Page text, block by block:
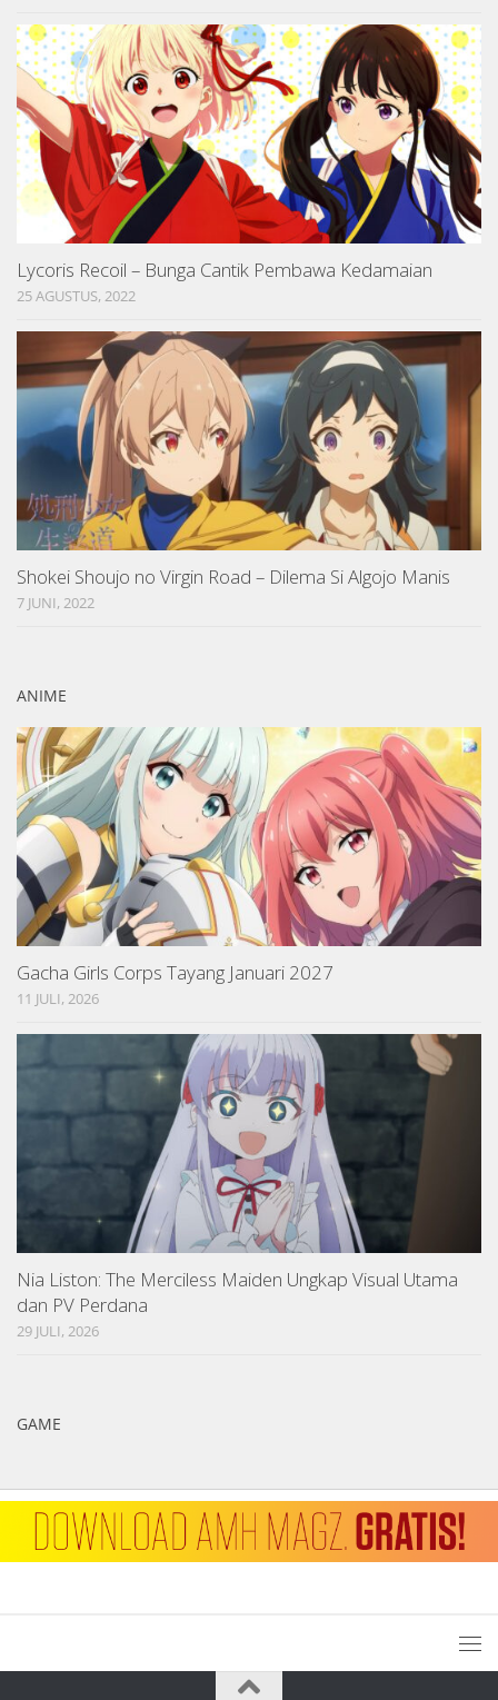
Lycoris Recoil – Bunga Cantik Pembawa Kedamaian
25 AGUSTUS, 2022
Shokei Shoujo no Virgin Road – Dilema Si Algojo Manis
7 JUNI, 2022
ANIME
Gacha Girls Corps Tayang Januari 2027
11 JULI, 2026
Nia Liston: The Merciless Maiden Ungkap Visual Utama
dan PV Perdana
29 JULI, 2026
GAME